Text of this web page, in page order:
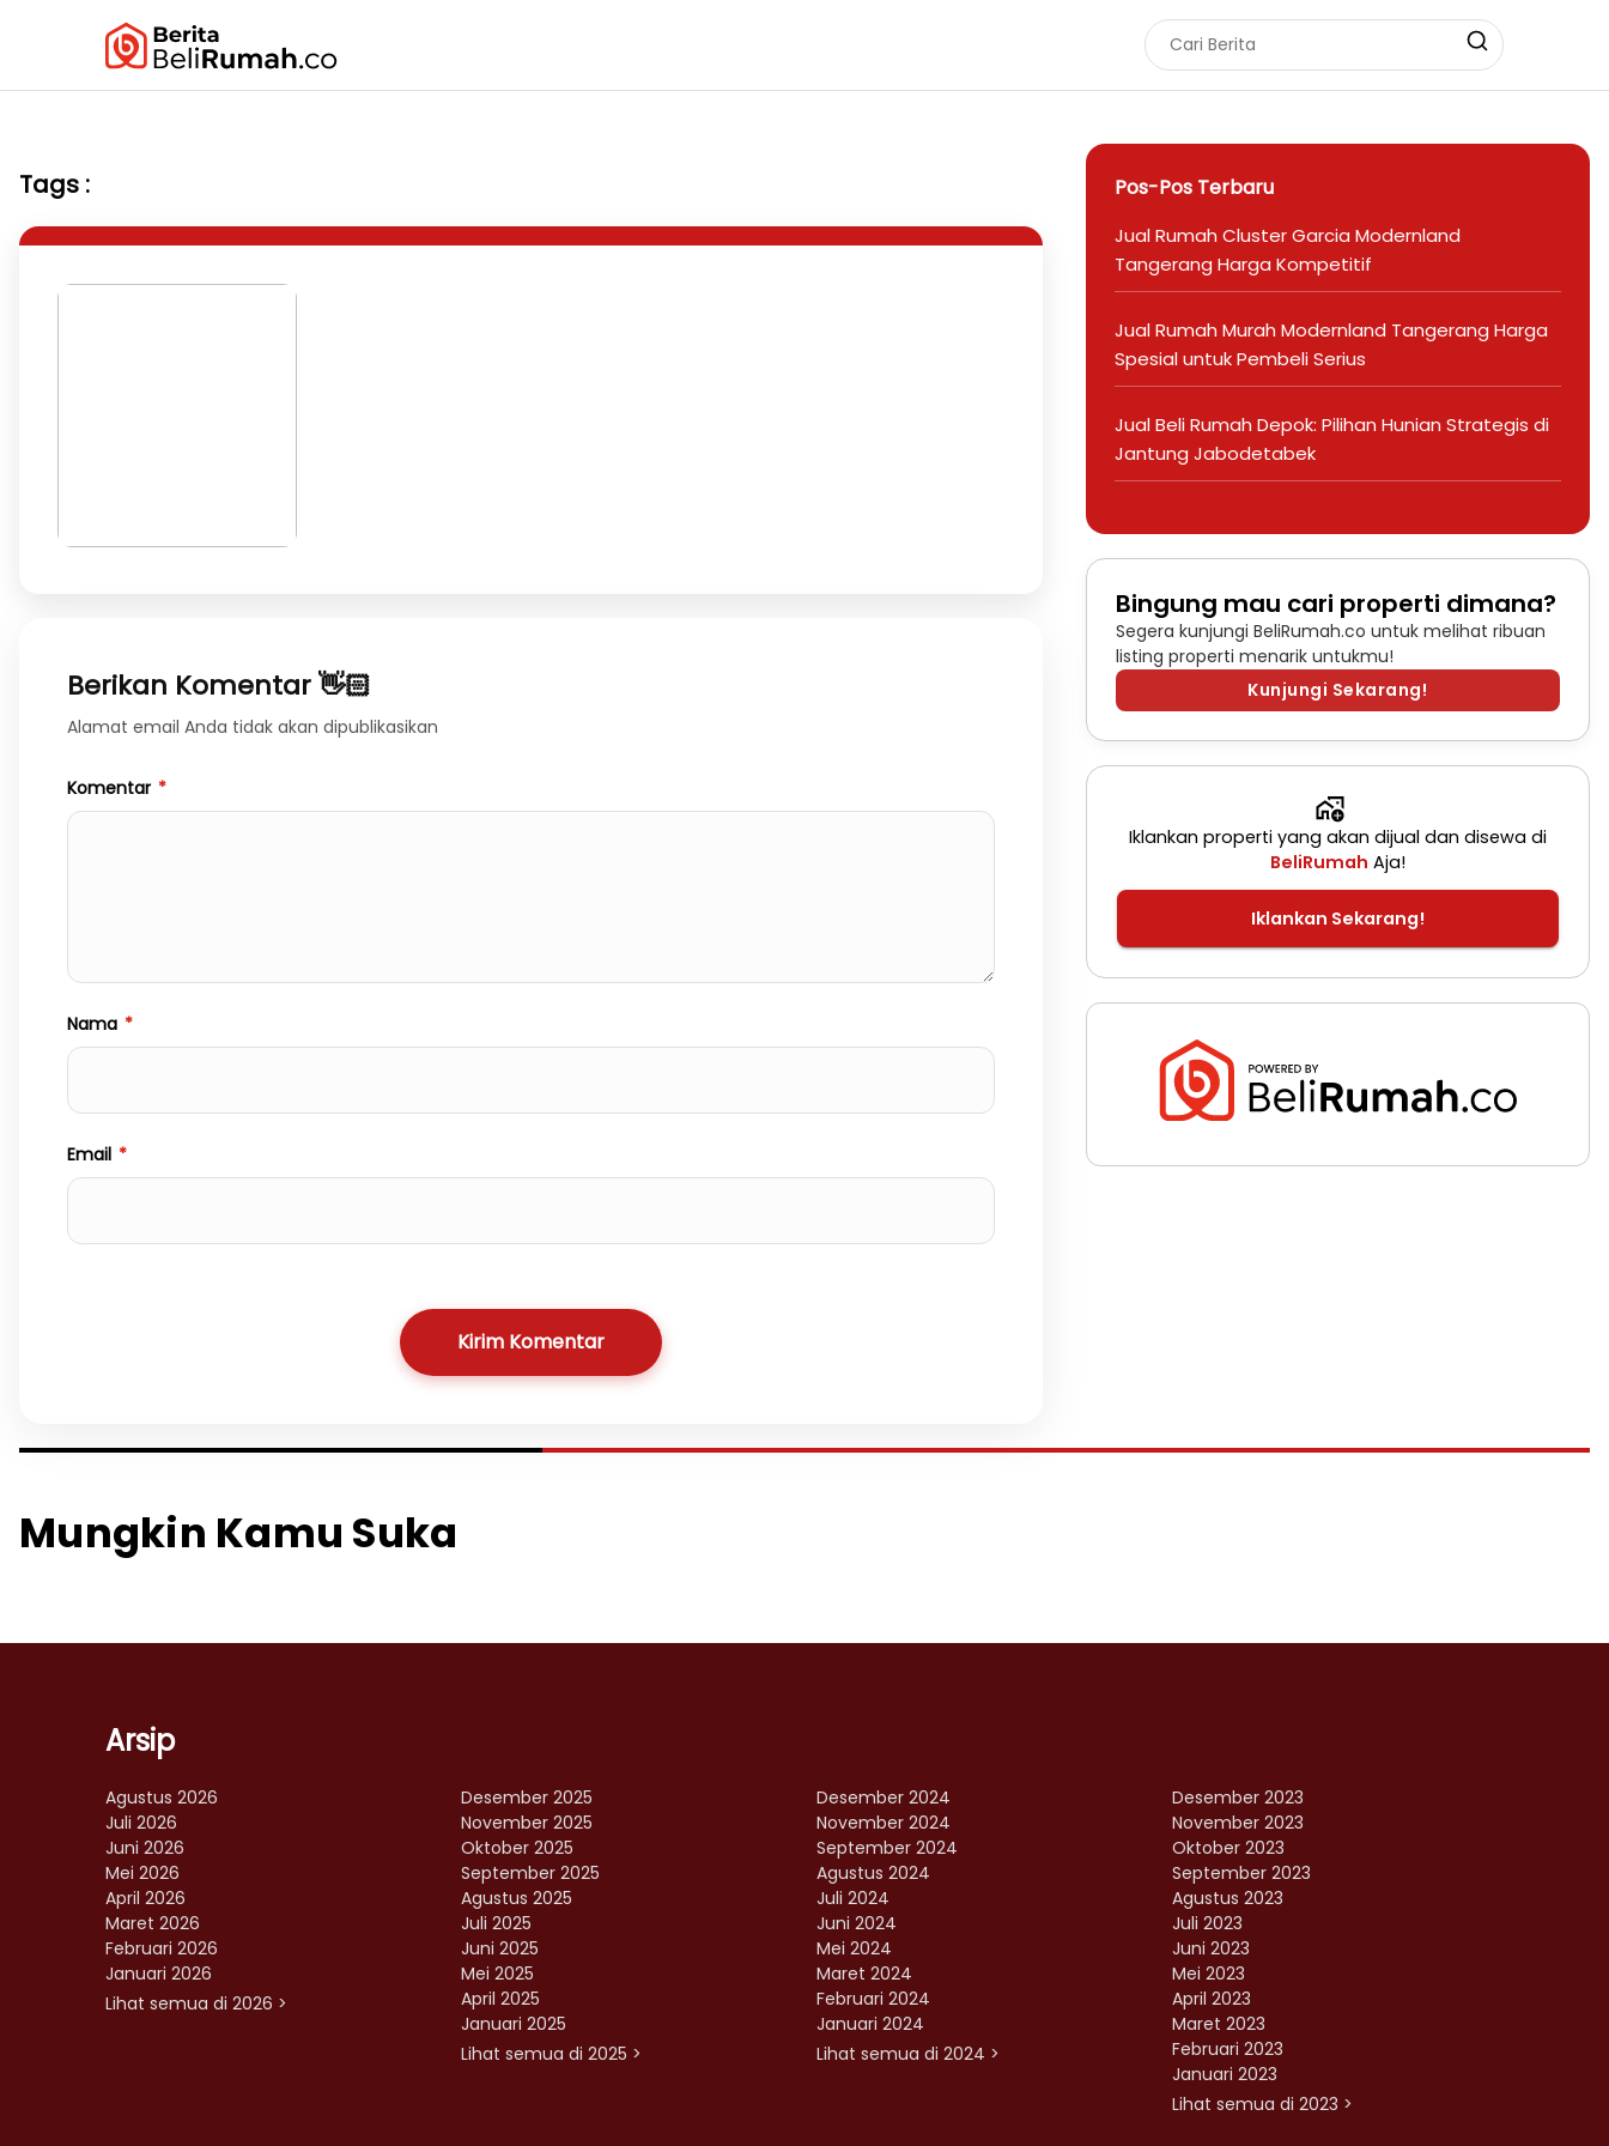
Tags :
Berikan Komentar 👋🏻
Alamat email Anda tidak akan dipublikasikan
Komentar *
Nama *
Email *
Kirim Komentar
Pos-Pos Terbaru
Jual Rumah Cluster Garcia Modernland
Tangerang Harga Kompetitif
Jual Rumah Murah Modernland Tangerang Harga
Spesial untuk Pembeli Serius
Jual Beli Rumah Depok: Pilihan Hunian Strategis di
Jantung Jabodetabek
Bingung mau cari properti dimana?
Segera kunjungi BeliRumah.co untuk melihat ribuan
listing properti menarik untukmu!
Kunjungi Sekarang!
Iklankan properti yang akan dijual dan disewa di
BeliRumah Aja!
Iklankan Sekarang!
Mungkin Kamu Suka
Arsip
Agustus 2026
Juli 2026
Juni 2026
Mei 2026
April 2026
Maret 2026
Februari 2026
Januari 2026
Lihat semua di 2026 >
Desember 2025
November 2025
Oktober 2025
September 2025
Agustus 2025
Juli 2025
Juni 2025
Mei 2025
April 2025
Januari 2025
Lihat semua di 2025 >
Desember 2024
November 2024
September 2024
Agustus 2024
Juli 2024
Juni 2024
Mei 2024
Maret 2024
Februari 2024
Januari 2024
Lihat semua di 2024 >
Desember 2023
November 2023
Oktober 2023
September 2023
Agustus 2023
Juli 2023
Juni 2023
Mei 2023
April 2023
Maret 2023
Februari 2023
Januari 2023
Lihat semua di 2023 >